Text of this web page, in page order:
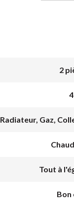
2
Radiateur, Gaz,
Tout à
Bon